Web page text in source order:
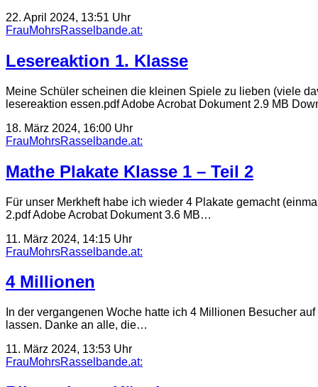
22. April 2024, 13:51 Uhr
FrauMohrsRasselbande.at:
Lesereaktion 1. Klasse
Meine Schüler scheinen die kleinen Spiele zu lieben (viele
lesereaktion essen.pdf Adobe Acrobat Dokument 2.9 MB
18. März 2024, 16:00 Uhr
FrauMohrsRasselbande.at:
Mathe Plakate Klasse 1 – Teil 2
Für unser Merkheft habe ich wieder 4 Plakate gemacht
2.pdf Adobe Acrobat Dokument 3.6 MB…
11. März 2024, 14:15 Uhr
FrauMohrsRasselbande.at:
4 Millionen
In der vergangenen Woche hatte ich 4 Millionen Besucher
lassen. Danke an alle, die…
11. März 2024, 13:53 Uhr
FrauMohrsRasselbande.at: